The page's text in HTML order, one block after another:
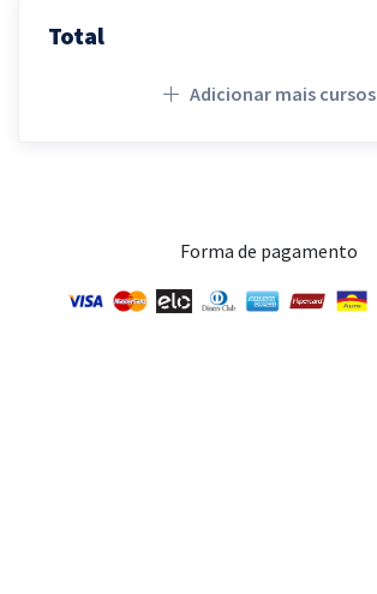
Total
Adicionar mais cursos
Forma de pagamento